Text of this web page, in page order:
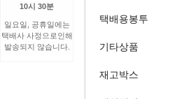
10시 30분
일요일, 공휴일에는
택배사 사정으로인해
발송되지 않습니다.
택배용봉투
기타상품
재고박스